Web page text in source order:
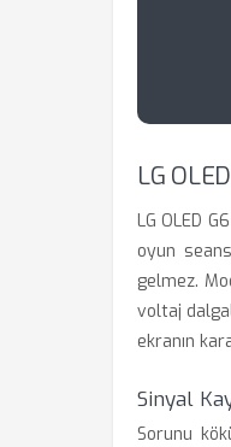
LG
LG OLED
oyun
gelmez.
voltaj
ekranın
Sinyal
Sorunu